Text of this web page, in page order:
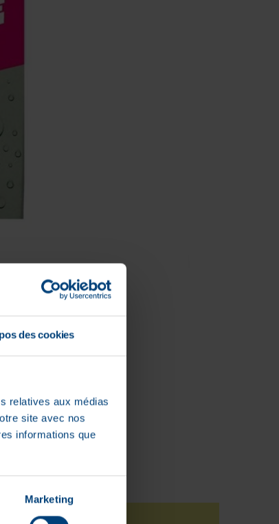
des cookies
relatives aux médias
site avec nos
informations que
Marketing